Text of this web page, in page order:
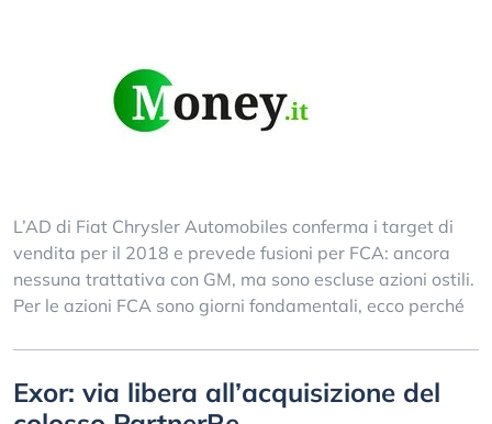
L’AD di Fiat Chrysler Automobiles conferma i target di
vendita per il 2018 e prevede fusioni per FCA: ancora
nessuna trattativa con GM, ma sono escluse azioni ostili.
Per le azioni FCA sono giorni fondamentali, ecco perché
Exor: via libera all’acquisizione del